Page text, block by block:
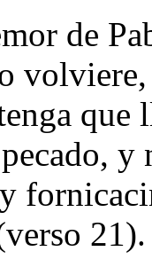
de
que
y
21).